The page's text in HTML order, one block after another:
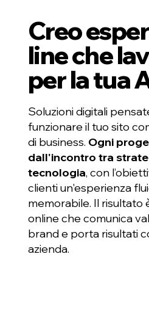
Creo
line che
per la tua
Soluzioni digitali
funzionare il tuo sito
di business. Ogni
dall'incontro tra
tecnologia, con
clienti un'esperienza
memorabile. Il risultato
online che comunica
brand e porta risultati
azienda.